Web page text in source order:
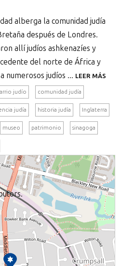
alberga la comunidad judía
después de Londres.
allí judíos ashkenazíes y
del norte de África y
numerosos judíos ... LEER MÁS
judío comunidad judía
judía historia judía Inglaterra
museo patrimonio sinagoga